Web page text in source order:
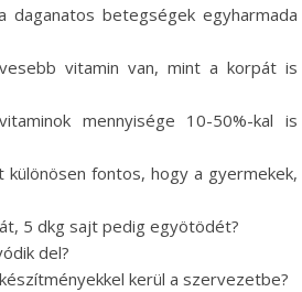
betegségek egyharmada
vitamin van, mint a korpát is
mennyisége 10-50%-kal is
fontos, hogy a gyermekek,
5 dkg sajt pedig egyötödét?
del?
kerül a szervezetbe?